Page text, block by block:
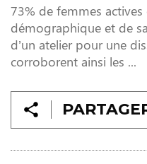
73% de femmes
démographique et de
d’un atelier pour une
corroborent ainsi les ...